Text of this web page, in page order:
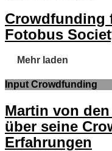
Crowdfunding
Fotobus
Mehr laden
Input Crowdfunding
Martin von
über seine
Erfahrungen